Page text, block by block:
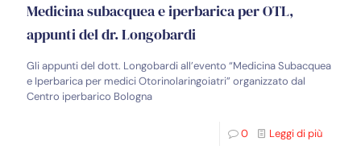
Medicina subacquea e iperbarica per OTL,
appunti del dr. Longobardi
Gli appunti del dott. Longobardi all’evento “Medicina Subacquea
e Iperbarica per medici Otorinolaringoiatri” organizzato dal
Centro iperbarico Bologna
0 Leggi di più